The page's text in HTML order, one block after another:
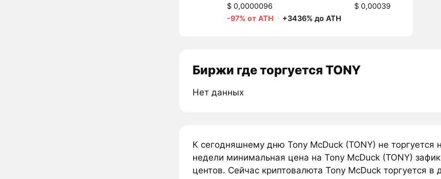
$ 0,0000096
$ 0,00039
-97% от ATH · +3436% до ATH
Биржи где торгуется TONY
Нет данных
К сегодняшнему дню Tony McDuck (TONY) не
недели минимальная цена на Tony McDuck (TONY)
центов. Сейчас криптовалюта Tony McDuck торгуется